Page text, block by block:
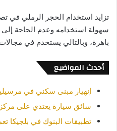
تزايد استخدام الحجر الرملي في
سهولة استخدامه وعدم الحاجة إلى
باهرة، وبالتالي يستخدم في
أحدث المواضيع
إنهيار مبنى سكني في مرسيليا
سائق سيارة يعتدي على
تطبيقات البنوك في بلجيكا